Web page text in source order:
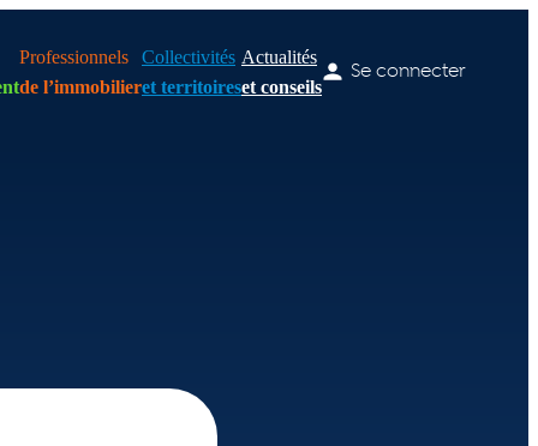
Professionnels
de l’immobilier
Collectivités
et territoires
Actualités
et conseils
Se connecter